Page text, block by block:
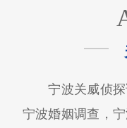
宁波关威侦探
宁波婚姻调查，